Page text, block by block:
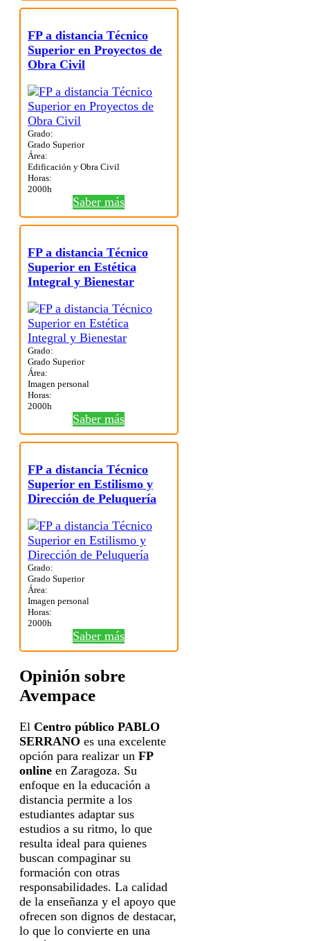
FP a distancia Técnico
Superior en Proyectos de
Obra Civil
Grado:
Grado Superior
Área:
Edificación y Obra Civil
Horas:
2000h
Saber más
FP a distancia Técnico
Superior en Estética
Integral y Bienestar
Grado:
Grado Superior
Área:
Imagen personal
Horas:
2000h
Saber más
FP a distancia Técnico
Superior en Estilismo y
Dirección de Peluquería
Grado:
Grado Superior
Área:
Imagen personal
Horas:
2000h
Saber más
Opinión sobre
Avempace
El Centro público PABLO
SERRANO es una excelente
opción para realizar un FP
online en Zaragoza. Su
enfoque en la educación a
distancia permite a los
estudiantes adaptar sus
estudios a su ritmo, lo que
resulta ideal para quienes
buscan compaginar su
formación con otras
responsabilidades. La calidad
de la enseñanza y el apoyo que
ofrecen son dignos de destacar,
lo que lo convierte en una